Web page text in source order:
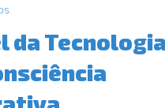
2 min de leitura
da Tecnologia